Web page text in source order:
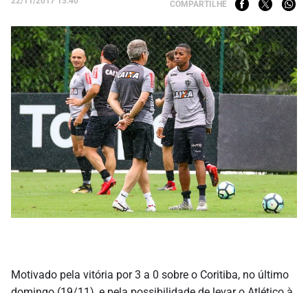
COMPARTILHE
Motivado pela vitória por 3 a 0 sobre o Coritiba, no último